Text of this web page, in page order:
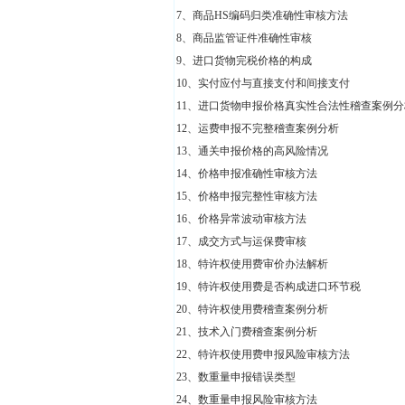
7、商品HS编码归类准确性审核方法
8、商品监管证件准确性审核
9、进口货物完税价格的构成
10、实付应付与直接支付和间接支付
11、进口货物申报价格真实性合法性稽查案例
12、运费申报不完整稽查案例分析
13、通关申报价格的高风险情况
14、价格申报准确性审核方法
15、价格申报完整性审核方法
16、价格异常波动审核方法
17、成交方式与运保费审核
18、特许权使用费审价办法解析
19、特许权使用费是否构成进口环节税
20、特许权使用费稽查案例分析
21、技术入门费稽查案例分析
22、特许权使用费申报风险审核方法
23、数重量申报错误类型
24、数重量申报风险审核方法